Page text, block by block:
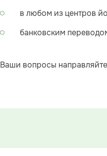
в любом из центров
банковским
Ваши вопросы